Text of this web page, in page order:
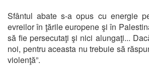
Sfântul abate s-a opus cu energie
evreilor în ţările europene şi în
să fie persecutaţi şi nici alungaţi...
noi, pentru aceasta nu trebuie să
violenţă”.